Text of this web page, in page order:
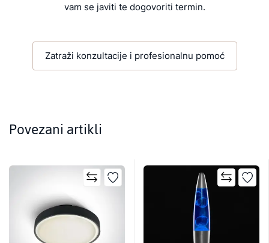
vam se javiti te dogovoriti termin.
Zatraži konzultacije i profesionalnu pomoć
Povezani artikli